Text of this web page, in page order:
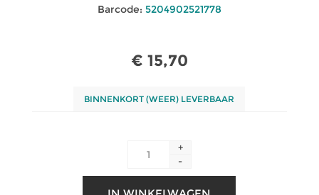
Barcode: 5204902521778
€ 15,70
BINNENKORT (WEER) LEVERBAAR
+
-